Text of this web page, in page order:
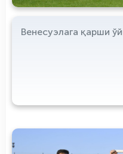
Венесуэлага қарши